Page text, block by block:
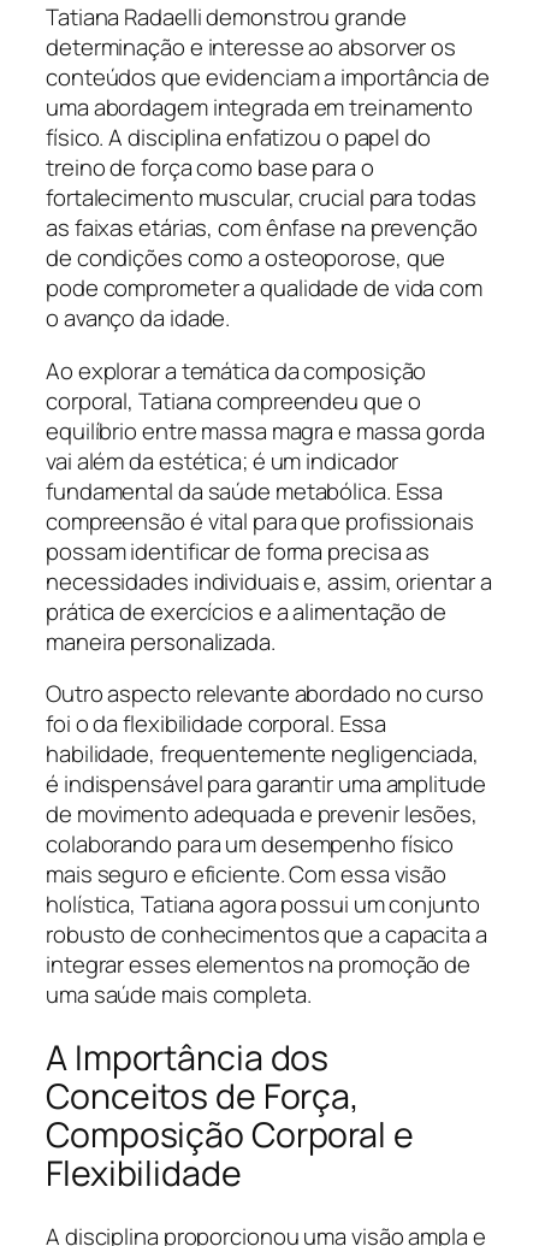
Tatiana Radaelli demonstrou grande
determinação e interesse ao absorver os
conteúdos que evidenciam a importância de
uma abordagem integrada em treinamento
físico. A disciplina enfatizou o papel do
treino de força como base para o
fortalecimento muscular, crucial para todas
as faixas etárias, com ênfase na prevenção
de condições como a osteoporose, que
pode comprometer a qualidade de vida com
o avanço da idade.
Ao explorar a temática da composição
corporal, Tatiana compreendeu que o
equilíbrio entre massa magra e massa gorda
vai além da estética; é um indicador
fundamental da saúde metabólica. Essa
compreensão é vital para que profissionais
possam identificar de forma precisa as
necessidades individuais e, assim, orientar a
prática de exercícios e a alimentação de
maneira personalizada.
Outro aspecto relevante abordado no curso
foi o da flexibilidade corporal. Essa
habilidade, frequentemente negligenciada,
é indispensável para garantir uma amplitude
de movimento adequada e prevenir lesões,
colaborando para um desempenho físico
mais seguro e eficiente. Com essa visão
holística, Tatiana agora possui um conjunto
robusto de conhecimentos que a capacita a
integrar esses elementos na promoção de
uma saúde mais completa.
A Importância dos
Conceitos de Força,
Composição Corporal e
Flexibilidade
A disciplina proporcionou uma visão ampla e